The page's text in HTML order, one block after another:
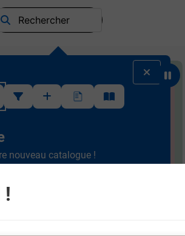
!
pour apprendre à utiliser l'interface
nouveau catalogue !
différents rayons.